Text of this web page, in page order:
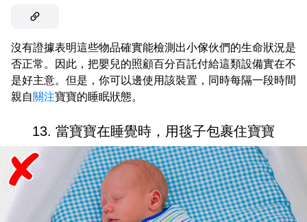
沒有證據表明這些物品確實能檢測出小傢伙們的生命狀況是
否正常。因此，把嬰兒的照顧百分百託付給這類設備實在不
是好主意。但是，你可以邊使用該裝置，同時每隔一段時間
親自關注寶寶的睡眠狀態。
13. 當寶寶在睡覺時，用毯子包裹住寶寶